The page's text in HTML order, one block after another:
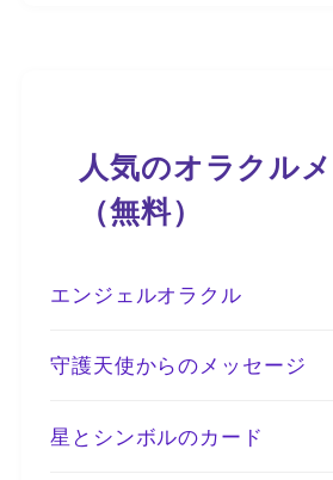
人気のオラクル
（無料）
エンジェルオラクル
守護天使からのメッセージ
星とシンボルのカード